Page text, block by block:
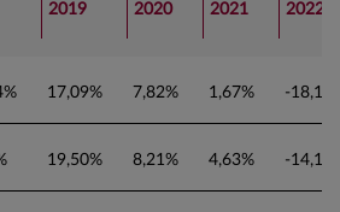
2019 2020 2021 2022
17,09% 7,82% 1,67% -
19,50% 8,21% 4,63% -